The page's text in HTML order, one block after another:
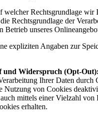
welcher Rechtsgrundlage wir
Rechtsgrundlage der
unseres
expliziten Angaben zur
und Widerspruch (Opt-
Ihrer Daten durch
von Cookies
mittels einer Vielzahl
erhalten.